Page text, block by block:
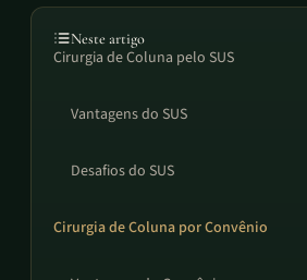
Neste artigo
Cirurgia de Coluna pelo SUS
Vantagens do SUS
Desafios do SUS
Cirurgia de Coluna por Convênio